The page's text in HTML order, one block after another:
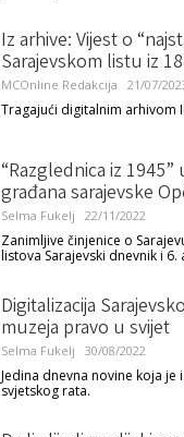
Iz arhive: Vijest o
Sarajevskom listu iz
MCOnline Redakcija 21/07/
Tragajući digitalnim arhivom
“Razglednica iz
građana sarajevske
Selma Fukelj 22/11/2022
Zanimljive činjenice o
listova Sarajevski dnevnik i 6.
Digitalizacija
muzeja pravo u svijet
Selma Fukelj 30/08/2022
Jedina dnevna novine koja je
svjetskog rata.